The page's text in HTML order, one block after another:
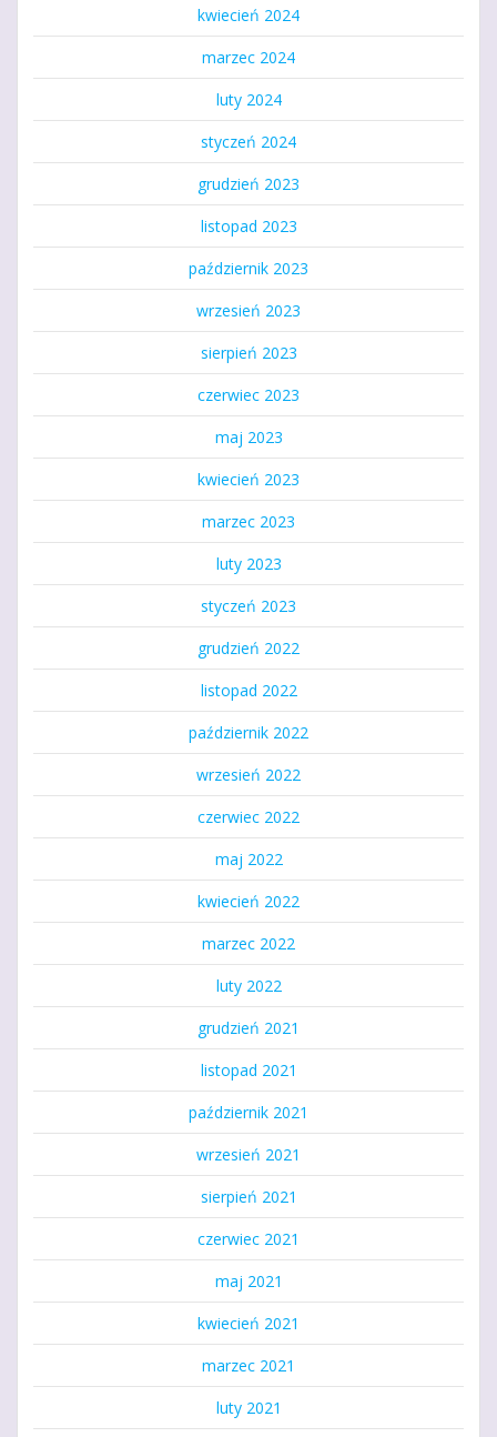
kwiecień 2024
marzec 2024
luty 2024
styczeń 2024
grudzień 2023
listopad 2023
październik 2023
wrzesień 2023
sierpień 2023
czerwiec 2023
maj 2023
kwiecień 2023
marzec 2023
luty 2023
styczeń 2023
grudzień 2022
listopad 2022
październik 2022
wrzesień 2022
czerwiec 2022
maj 2022
kwiecień 2022
marzec 2022
luty 2022
grudzień 2021
listopad 2021
październik 2021
wrzesień 2021
sierpień 2021
czerwiec 2021
maj 2021
kwiecień 2021
marzec 2021
luty 2021